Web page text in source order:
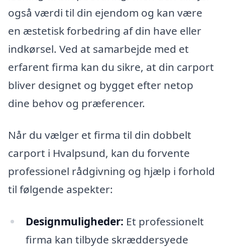
også værdi til din ejendom og kan være
en æstetisk forbedring af din have eller
indkørsel. Ved at samarbejde med et
erfarent firma kan du sikre, at din carport
bliver designet og bygget efter netop
dine behov og præferencer.
Når du vælger et firma til din dobbelt
carport i Hvalpsund, kan du forvente
professionel rådgivning og hjælp i forhold
til følgende aspekter:
Designmuligheder: Et professionelt
firma kan tilbyde skræddersyede